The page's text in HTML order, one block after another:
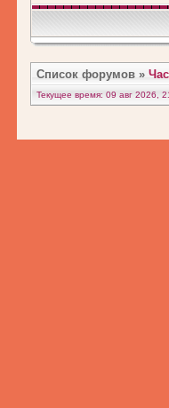
Список форумов »
Текущее время: 09 авг 2026,